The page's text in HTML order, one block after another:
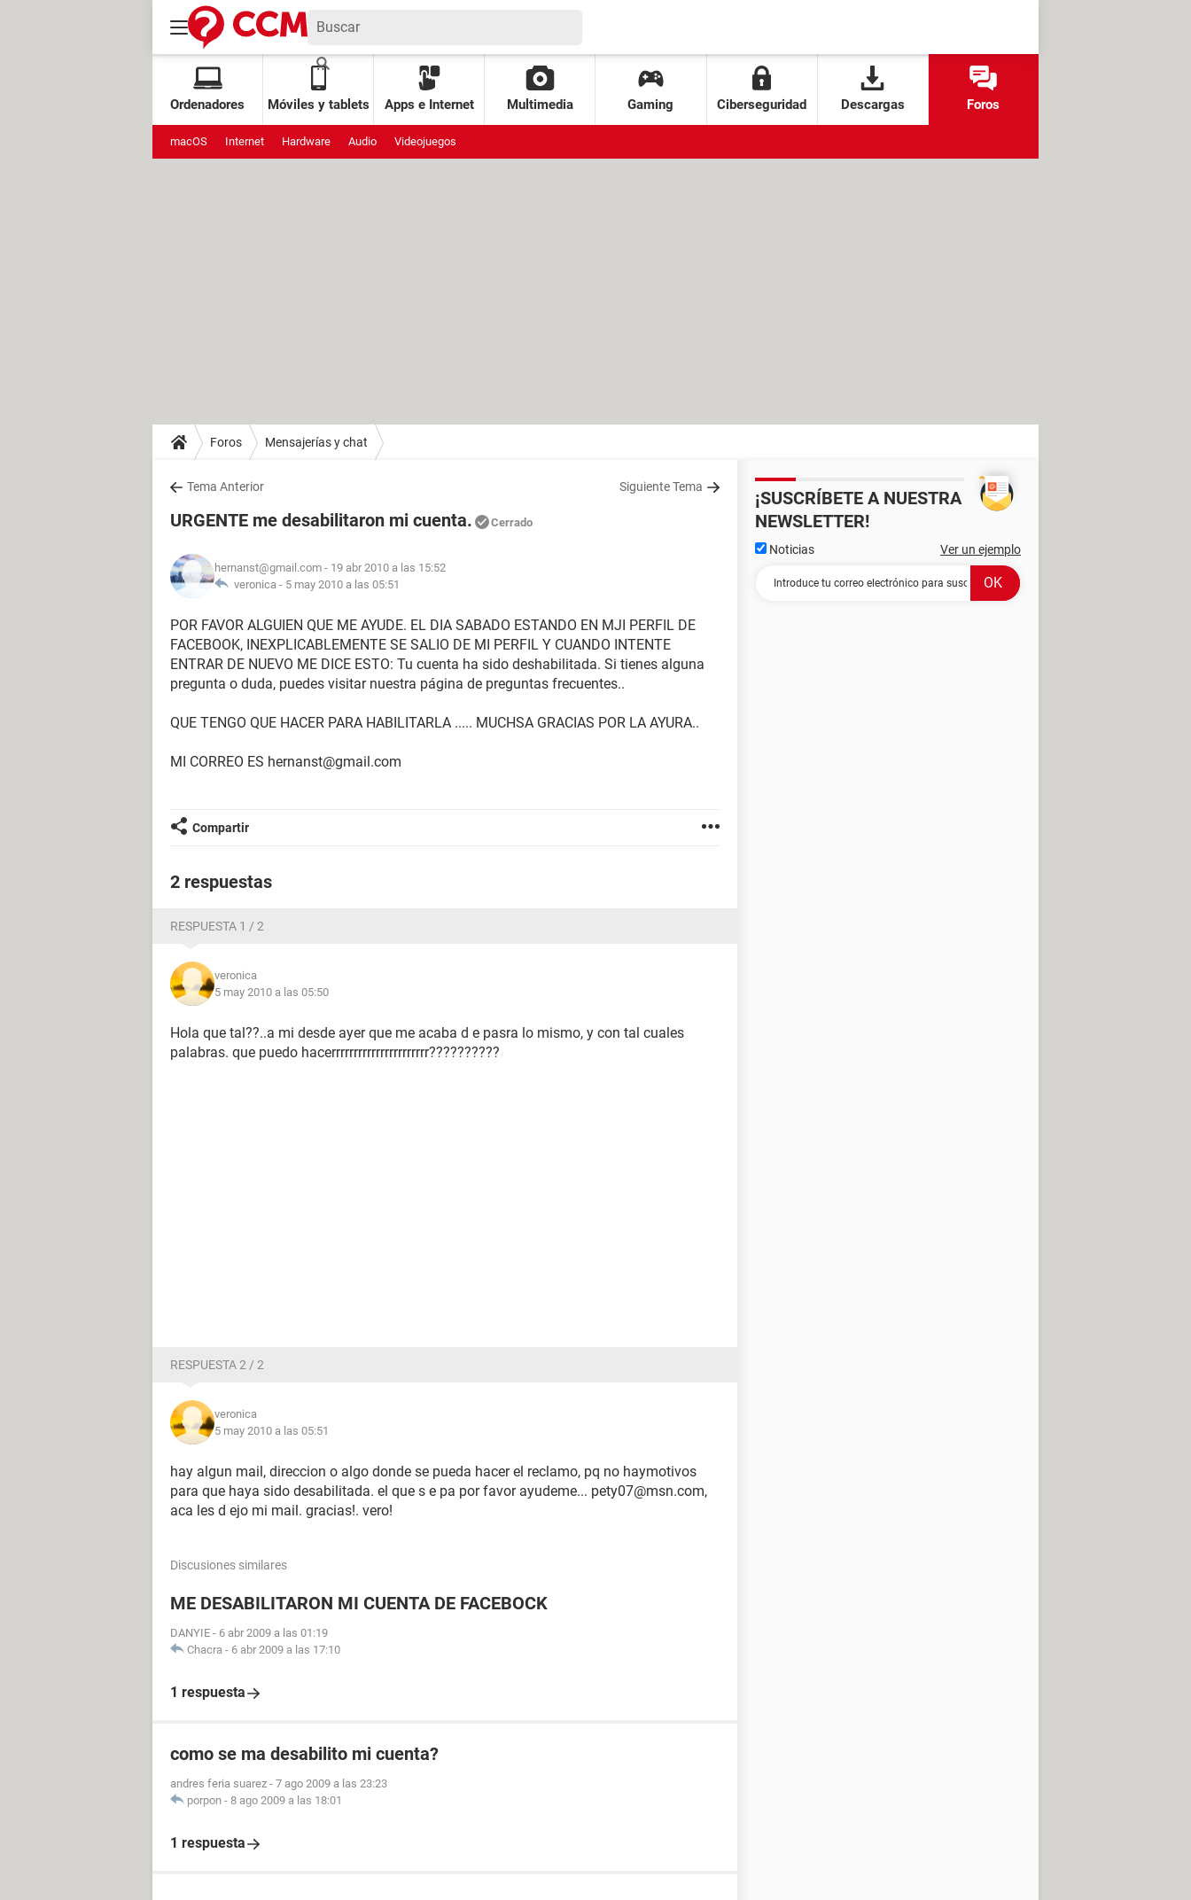
Ordenadores Móviles y tablets Apps e Internet Multimedia Gaming Ciberseguridad Descargas Foros
macOS Internet Hardware Audio Videojuegos
Foros Mensajerías y chat
Tema Anterior Siguiente Tema
URGENTE me desabilitaron mi cuenta. Cerrado
hernanst@gmail.com - 19 abr 2010 a las 15:52
veronica - 5 may 2010 a las 05:51
POR FAVOR ALGUIEN QUE ME AYUDE. EL DIA SABADO ESTANDO EN MJI PERFIL DE
FACEBOOK, INEXPLICABLEMENTE SE SALIO DE MI PERFIL Y CUANDO INTENTE
ENTRAR DE NUEVO ME DICE ESTO: Tu cuenta ha sido deshabilitada. Si tienes alguna
pregunta o duda, puedes visitar nuestra página de preguntas frecuentes..
QUE TENGO QUE HACER PARA HABILITARLA ..... MUCHSA GRACIAS POR LA AYURA..
MI CORREO ES hernanst@gmail.com
Compartir
2 respuestas
RESPUESTA 1 / 2
veronica
5 may 2010 a las 05:50
Hola que tal??..a mi desde ayer que me acaba d e pasra lo mismo, y con tal cuales
palabras. que puedo hacerrrrrrrrrrrrrrrrrrrrrr??????????
RESPUESTA 2 / 2
veronica
5 may 2010 a las 05:51
hay algun mail, direccion o algo donde se pueda hacer el reclamo, pq no haymotivos
para que haya sido desabilitada. el que s e pa por favor ayudeme... pety07@msn.com,
aca les d ejo mi mail. gracias!. vero!
Discusiones similares
ME DESABILITARON MI CUENTA DE FACEBOCK
DANYIE - 6 abr 2009 a las 01:19
Chacra - 6 abr 2009 a las 17:10
1 respuesta
como se ma desabilito mi cuenta?
andres feria suarez - 7 ago 2009 a las 23:23
porpon - 8 ago 2009 a las 18:01
1 respuesta
¡SUSCRÍBETE A NUESTRA
NEWSLETTER!
Noticias Ver un ejemplo